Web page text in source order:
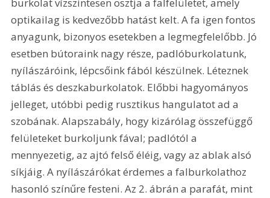
burkolat vízszintesen osztja a falfelületet, amely
optikailag is kedvezőbb hatást kelt. A fa igen fontos
anyagunk, bizonyos esetekben a legmegfelelőbb. Jó
esetben bútoraink nagy része, padlóburkolatunk,
nyílászáróink, lépcsőink fából készülnek. Léteznek
táblás és deszkaburkolatok. Előbbi hagyományos
jelleget, utóbbi pedig rusztikus hangulatot ad a
szobának. Alapszabály, hogy kizárólag összefüggő
felületeket burkoljunk fával; padlótól a
mennyezetig, az ajtó felső éléig, vagy az ablak alsó
síkjáig. A nyílászárókat érdemes a falburkolathoz
hasonló színűre festeni. Az 2. ábrán a parafát, mint